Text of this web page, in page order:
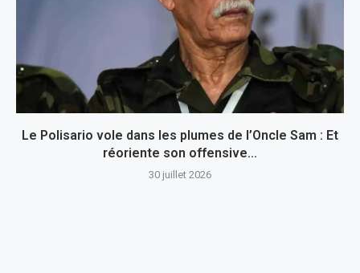
Le Polisario vole dans les plumes de l’Oncle Sam : Et
réoriente son offensive...
30 juillet 2026